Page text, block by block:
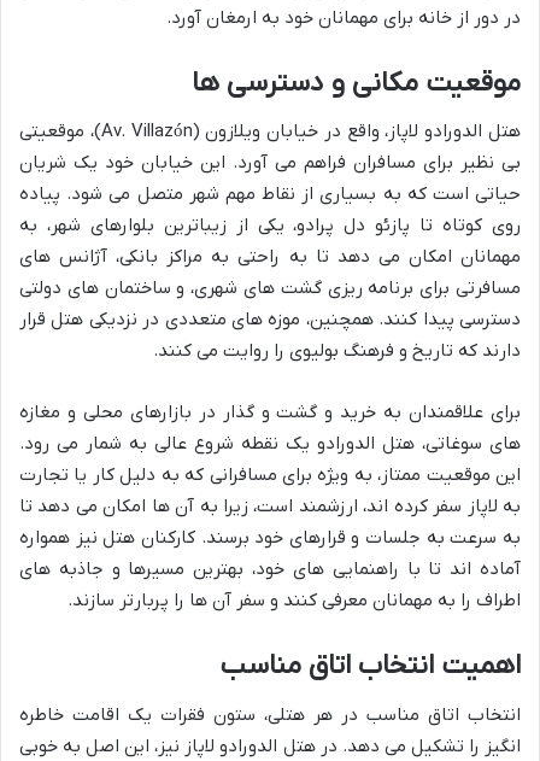
در دور از خانه برای مهمانان خود به ارمغان آورد.
موقعیت مکانی و دسترسی ها
هتل الدورادو لاپاز، واقع در خیابان ویلازون (Av. Villazón)، موقعیتی
بی نظیر برای مسافران فراهم می آورد. این خیابان خود یک شریان
حیاتی است که به بسیاری از نقاط مهم شهر متصل می شود. پیاده
روی کوتاه تا پازئو دل پرادو، یکی از زیباترین بلوارهای شهر، به
مهمانان امکان می دهد تا به راحتی به مراکز بانکی، آژانس های
مسافرتی برای برنامه ریزی گشت های شهری، و ساختمان های دولتی
دسترسی پیدا کنند. همچنین، موزه های متعددی در نزدیکی هتل قرار
دارند که تاریخ و فرهنگ بولیوی را روایت می کنند.
برای علاقمندان به خرید و گشت و گذار در بازارهای محلی و مغازه
های سوغاتی، هتل الدورادو یک نقطه شروع عالی به شمار می رود.
این موقعیت ممتاز، به ویژه برای مسافرانی که به دلیل کار یا تجارت
به لاپاز سفر کرده اند، ارزشمند است، زیرا به آن ها امکان می دهد تا
به سرعت به جلسات و قرارهای خود برسند. کارکنان هتل نیز همواره
آماده اند تا با راهنمایی های خود، بهترین مسیرها و جاذبه های
اطراف را به مهمانان معرفی کنند و سفر آن ها را پربارتر سازند.
اهمیت انتخاب اتاق مناسب
انتخاب اتاق مناسب در هر هتلی، ستون فقرات یک اقامت خاطره
انگیز را تشکیل می دهد. در هتل الدورادو لاپاز نیز، این اصل به خوبی